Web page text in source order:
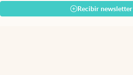
Recibir newsletter